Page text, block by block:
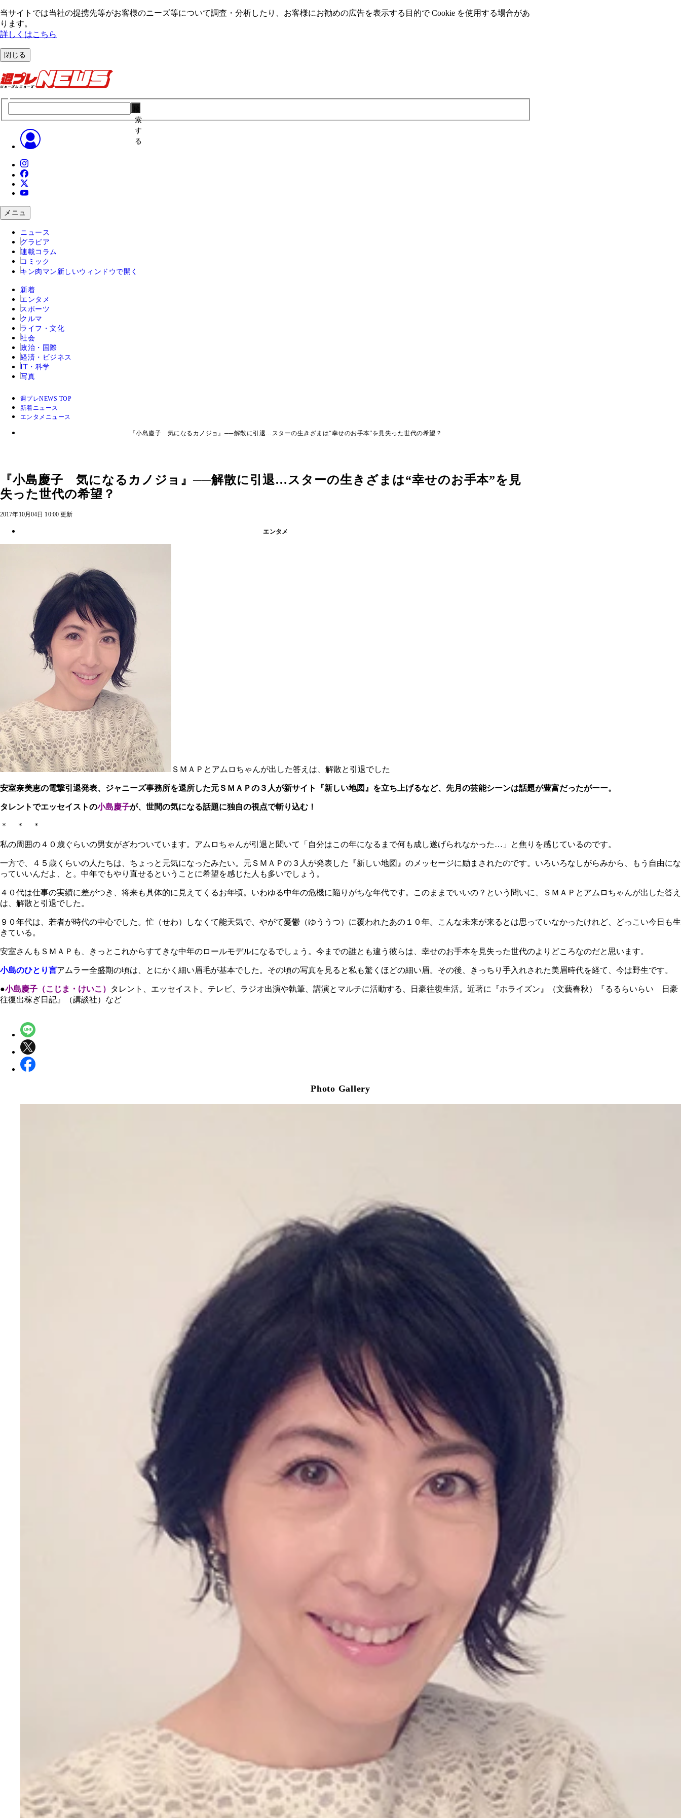
当サイトでは当社の提携先等がお客様のニーズ等について調査・分析したり、お客様にお勧めの広告を表⽰する⽬的で Cookie を使⽤する場合があ
ります。
詳しくはこちら
閉じる
索
す
る
メニュ
ニュース
グラビア
連載コラム
コミック
キン肉マン 新しいウィンドウで開く
新着
エンタメ
スポーツ
クルマ
ライフ・文化
社会
政治・国際
経済・ビジネス
IT・科学
写真
週プレNEWS TOP
新着ニュース
エンタメニュース
『小島慶子 気になるカノジョ』──解散に引退…スターの生きざまは“幸せのお手本”を見失った世代の希望？
『小島慶子 気になるカノジョ』──解散に引退…スターの生きざまは“幸せのお手本”を見
失った世代の希望？
2017年10月04日 10:00 更新
エンタメ
ＳＭＡＰとアムロちゃんが出した答えは、解散と引退でした
安室奈美恵の電撃引退発表、ジャニーズ事務所を退所した元ＳＭＡＰの３人が新サイト『新しい地図』を立ち上げるなど、先月の芸能シーンは話題が豊富だったがーー。
タレントでエッセイストの小島慶子が、世間の気になる話題に独自の視点で斬り込む！
＊ ＊ ＊
私の周囲の４０歳ぐらいの男女がざわついています。アムロちゃんが引退と聞いて「自分はこの年になるまで何も成し遂げられなかった…」と焦りを感じているのです。
一方で、４５歳くらいの人たちは、ちょっと元気になったみたい。元ＳＭＡＰの３人が発表した『新しい地図』のメッセージに励まされたのです。いろいろなしがらみから、もう自由にな
っていいんだよ、と。中年でもやり直せるということに希望を感じた人も多いでしょう。
４０代は仕事の実績に差がつき、将来も具体的に見えてくるお年頃。いわゆる中年の危機に陥りがちな年代です。このままでいいの？という問いに、ＳＭＡＰとアムロちゃんが出した答え
は、解散と引退でした。
９０年代は、若者が時代の中心でした。忙（せわ）しなくて能天気で、やがて憂鬱（ゆううつ）に覆われたあの１０年。こんな未来が来るとは思っていなかったけれど、どっこい今日も生
きている。
安室さんもＳＭＡＰも、きっとこれからすてきな中年のロールモデルになるでしょう。今までの誰とも違う彼らは、幸せのお手本を見失った世代のよりどころなのだと思います。
小島のひとり言アムラー全盛期の頃は、とにかく細い眉毛が基本でした。その頃の写真を見ると私も驚くほどの細い眉。その後、きっちり手入れされた美眉時代を経て、今は野生です。
●小島慶子（こじま・けいこ）
タレント、エッセイスト。テレビ、ラジオ出演や執筆、講演とマルチに活動する、日豪往復生活。近著に『ホライズン』（文藝春秋）『るるらいらい 日豪
往復出稼ぎ日記』（講談社）など
Photo Gallery